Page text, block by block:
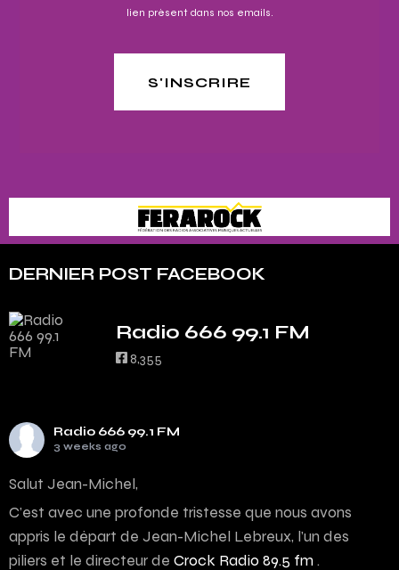
lien présent dans nos emails.
S'INSCRIRE
DERNIER POST FACEBOOK
Radio 666 99.1 FM
8,355
Radio 666 99.1 FM
3 weeks ago
Salut Jean-Michel,
C’est avec une profonde tristesse que nous avons
appris le départ de Jean-Michel Lebreux, l’un des
piliers et le directeur de Crock Radio 89.5 fm .